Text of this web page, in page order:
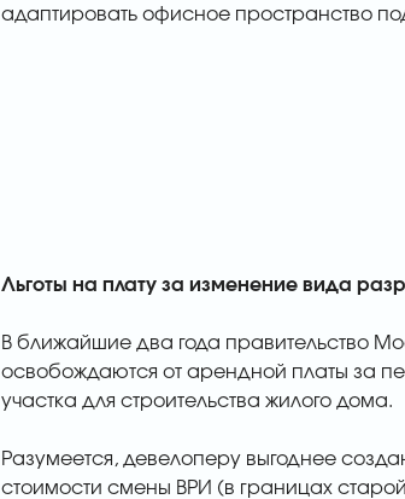
адаптировать офисное пространство
Льготы на плату за изменение вида
В ближайшие два года правительство
освобождаются от арендной платы за
участка для строительства жилого дома.
Разумеется, девелоперу выгоднее
стоимости смены ВРИ (в границах